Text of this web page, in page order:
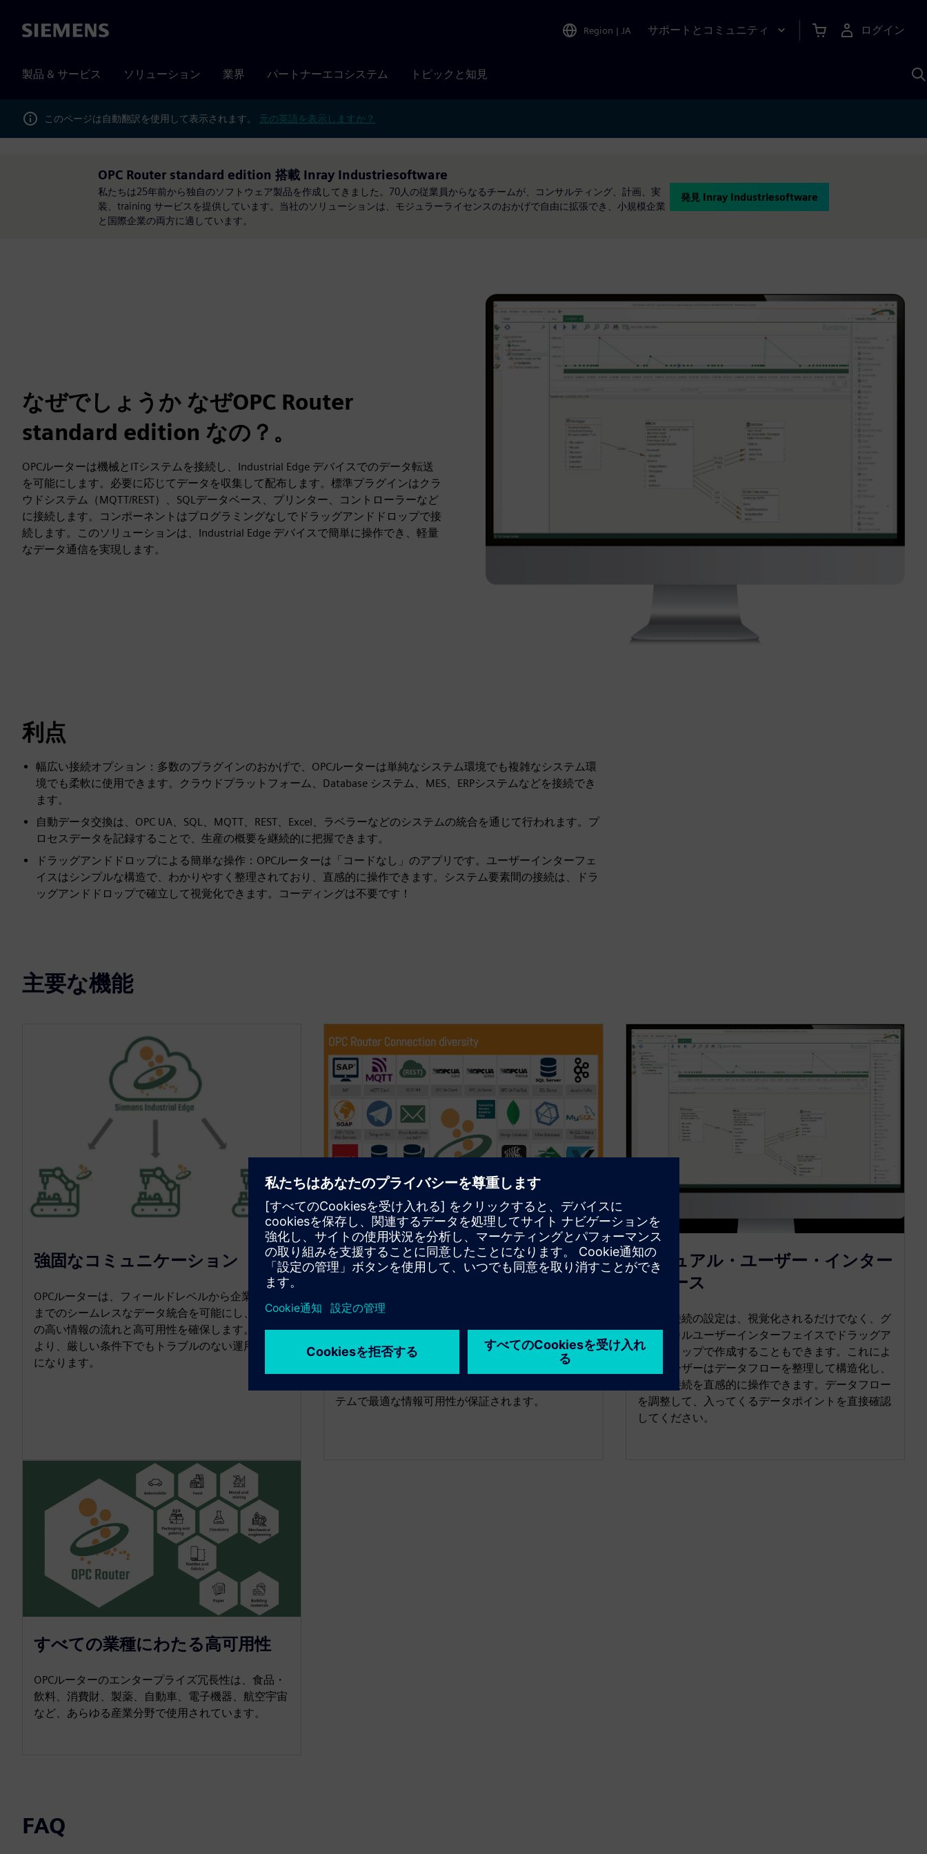
Siemens Region | JA サポートとコミュニティ ログイン
製品 & サービス ソリューション 業界 パートナーエコシステム トピックと知見
このページは自動翻訳を使用して表示されます。 元の英語を表示しますか？
OPC Router standard edition 搭載 Inray Industriesoftware
私たちは25年前から独自のソフトウェア製品を作成してきました。70人の従業員からなるチームが、コンサルティング、計画、実
装、training サービスを提供しています。当社のソリューションは、モジュラーライセンスのおかげで自由に拡張でき、小規模企業
と国際企業の両方に適しています。
発見 Inray Industriesoftware
なぜでしょうか なぜOPC Router
standard edition なの？。
OPCルーターは機械とITシステムを接続し、Industrial Edge デバイスでのデータ転送
を可能にします。必要に応じてデータを収集して配布します。標準プラグインはクラ
ウドシステム（MQTT/REST）、SQLデータベース、プリンター、コントローラーなど
に接続します。コンポーネントはプログラミングなしでドラッグアンドドロップで接
続します。このソリューションは、Industrial Edge デバイスで簡単に操作でき、軽量
なデータ通信を実現します。
利点
幅広い接続オプション：多数のプラグインのおかげで、OPCルーターは単純なシステム環境でも複雑なシステム環
境でも柔軟に使用できます。クラウドプラットフォーム、Database システム、MES、ERPシステムなどを接続でき
ます。
自動データ交換は、OPC UA、SQL、MQTT、REST、Excel、ラベラーなどのシステムの統合を通じて行われます。プ
ロセスデータを記録することで、生産の概要を継続的に把握できます。
ドラッグアンドドロップによる簡単な操作：OPCルーターは「コードなし」のアプリです。ユーザーインターフェ
イスはシンプルな構造で、わかりやすく整理されており、直感的に操作できます。システム要素間の接続は、ドラ
ッグアンドドロップで確立して視覚化できます。コーディングは不要です！
主要な機能
強固なコミュニケーション
OPCルーターは、フィールドレベルから企業レベル
までのシームレスなデータ統合を可能にし、信頼性
の高い情報の流れと高可用性を確保します。これに
より、厳しい条件下でもトラブルのない運用が容易
になります。
プラグインによるモジュラーシ
にします。各拡張機能は特定のターゲットシステム
要件に適応し、効率的なデータ収集と統合を可能に
テムで最適な情報可用性が保証されます。
ビジュアル・ユーザー・インター
フェース
データ接続の設定は、視覚化されるだけでなく、グ
ラフィカルユーザーインターフェイスでドラッグア
ンドドロップで作成することもできます。これによ
り、ユーザーはデータフローを整理して構造化し、
データ接続を直感的に操作できます。データフロー
を調整して、入ってくるデータポイントを直接確認
してください。
すべての業種にわたる高可用性
OPCルーターのエンタープライズ冗長性は、食品・
飲料、消費財、製薬、自動車、電子機器、航空宇宙
など、あらゆる産業分野で使用されています。
FAQ